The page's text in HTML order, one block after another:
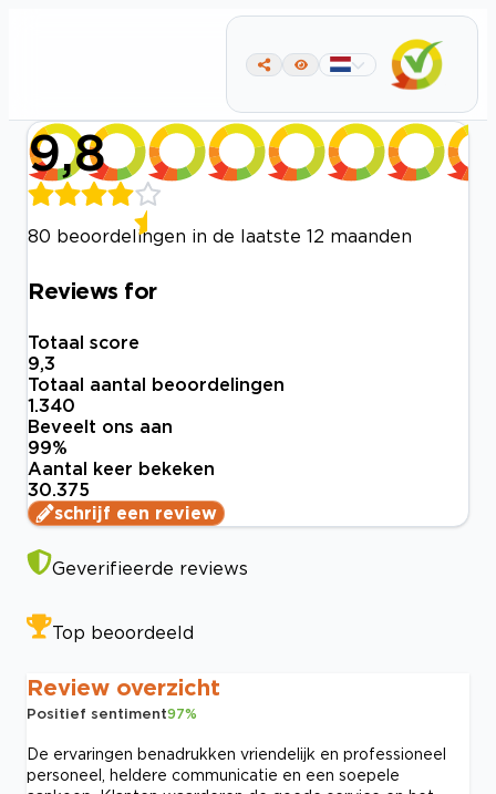
9,8
80 beoordelingen in de laatste 12 maanden
Reviews for
Totaal score
9,3
Totaal aantal beoordelingen
1.340
Beveelt ons aan
99%
Aantal keer bekeken
30.375
schrijf een review
Geverifieerde reviews
Top beoordeeld
Review overzicht
Positief sentiment97%
De ervaringen benadrukken vriendelijk en professioneel
personeel, heldere communicatie en een soepele